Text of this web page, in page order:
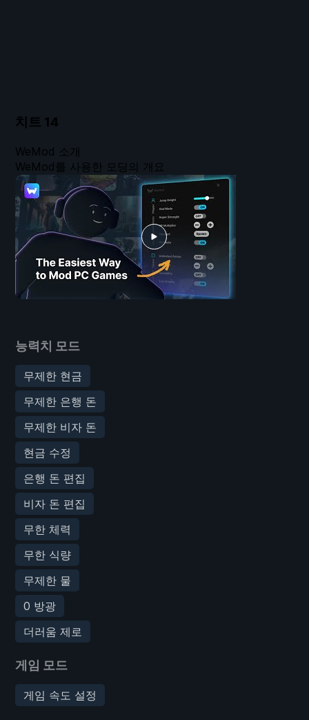
치트 14
능력치 모드
무제한 현금
무제한 은행 돈
무제한 비자 돈
현금 수정
은행 돈 편집
비자 돈 편집
무한 체력
무한 식량
무제한 물
0 방광
더러움 제로
게임 모드
게임 속도 설정
WeMod 소개
WeMod를 사용한 모딩의 개요